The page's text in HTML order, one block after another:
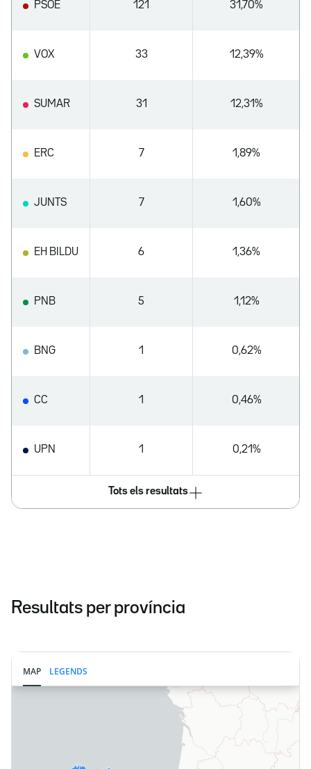
PSOE 121 31,70%
VOX 33 12,39%
SUMAR 31 12,31%
ERC 7 1,89%
JUNTS 7 1,60%
EH BILDU 6 1,36%
PNB 5 1,12%
BNG 1 0,62%
CC 1 0,46%
UPN 1 0,21%
Tots els resultats
Resultats per província